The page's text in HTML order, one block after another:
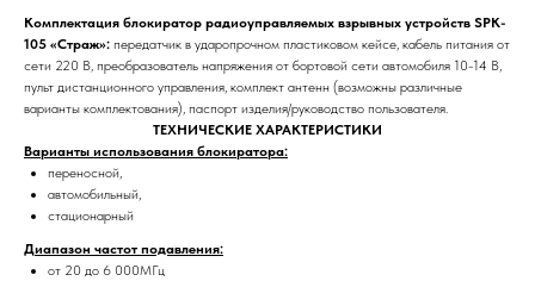
Комплектация блокиратор радиоуправляемых взрывных устройств SPK-
105 «Страж»: передатчик в ударопрочном пластиковом кейсе, кабель питания от
сети 220 В, преобразователь напряжения от бортовой сети автомобиля 10-14 В,
пульт дистанционного управления, комплект антенн (возможны различные
варианты комплектования), паспорт изделия/руководство пользователя.
ТЕХНИЧЕСКИЕ ХАРАКТЕРИСТИКИ
Варианты использования блокиратора:
переносной,
автомобильный,
стационарный
Диапазон частот подавления:
от 20 до 6 000МГц